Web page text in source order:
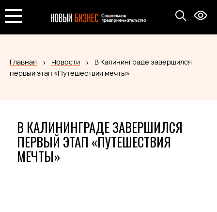
Главная Новости
В Калининграде завершился
первый этап «Путешествия мечты»
В КАЛИНИНГРАДЕ ЗАВЕРШИЛСЯ
ПЕРВЫЙ ЭТАП «ПУТЕШЕСТВИЯ
МЕЧТЫ»